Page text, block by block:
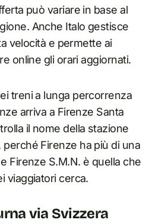
può variare in base al
Anche Italo gestisce
velocità e permette ai
online gli orari aggiornati.
treni a lunga percorrenza
arriva a Firenze Santa
il nome della stazione
Firenze ha più di una
Firenze S.M.N. è quella che
viaggiatori cerca.
via Svizzera